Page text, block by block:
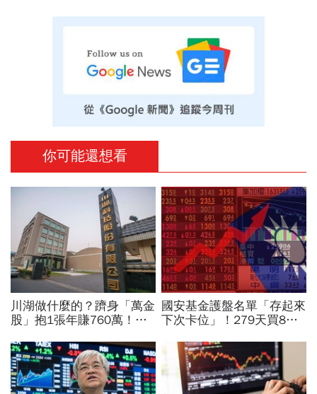
你可能還想看
川湖做什麼的？躋身「萬金
股」抱1張年賺760萬！傳
根鐵憑什麼賣這麼貴」？
國安基金護盤名單「存起來
下次卡位」！279天買8檔
電...唯一金融股是它